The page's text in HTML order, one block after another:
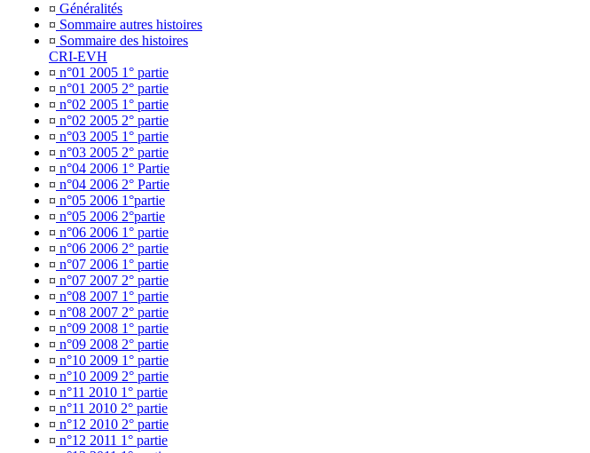
¤ Généralités
¤ Sommaire autres histoires
¤ Sommaire des histoires
CRI-EVH
¤ n°01 2005 1° partie
¤ n°01 2005 2° partie
¤ n°02 2005 1° partie
¤ n°02 2005 2° partie
¤ n°03 2005 1° partie
¤ n°03 2005 2° partie
¤ n°04 2006 1° Partie
¤ n°04 2006 2° Partie
¤ n°05 2006 1°partie
¤ n°05 2006 2°partie
¤ n°06 2006 1° partie
¤ n°06 2006 2° partie
¤ n°07 2006 1° partie
¤ n°07 2007 2° partie
¤ n°08 2007 1° partie
¤ n°08 2007 2° partie
¤ n°09 2008 1° partie
¤ n°09 2008 2° partie
¤ n°10 2009 1° partie
¤ n°10 2009 2° partie
¤ n°11 2010 1° partie
¤ n°11 2010 2° partie
¤ n°12 2010 2° partie
¤ n°12 2011 1° partie